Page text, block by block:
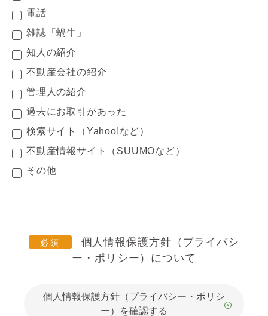
電話
雑誌「蝸牛」
知人の紹介
不動産会社の紹介
管理人の紹介
過去にお取引があった
検索サイト（Yahoo!など）
不動産情報サイト（SUUMOなど）
その他
個人情報保護方針（プライバシ
ー・ポリシー）について
個人情報保護方針（プライバシー・ポリシ
ー）を確認する